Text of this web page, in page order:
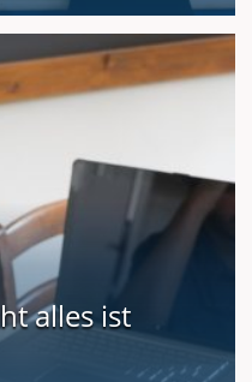
alles ist